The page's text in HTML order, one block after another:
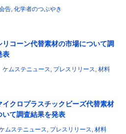
応募を受付中 ★交通費・宿泊費補
告, 化学者のつぶやき
リコーン代替素材の市場について調
表
ケムステニュース, プレスリリース, 材料
イクロプラスチックビーズ代替素材
いて調査結果を発表
ムステニュース, プレスリリース, 材料